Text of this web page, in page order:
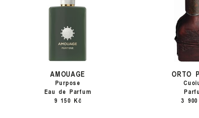
AMOUAGE
Purpose
Eau de Parfum
9 150 Kč
ORTO
3